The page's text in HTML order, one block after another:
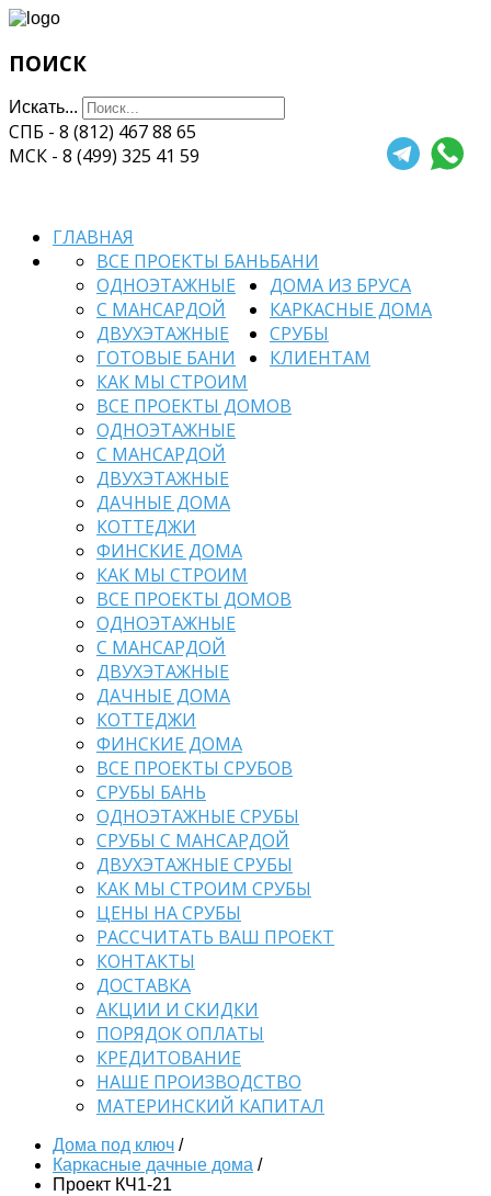
ПОИСК
Искать...
СПБ - 8 (812) 467 88 65
МСК - 8 (499) 325 41 59
ГЛАВНАЯ
БАНИ
ВСЕ ПРОЕКТЫ БАНЬ
ОДНОЭТАЖНЫЕ
С МАНСАРДОЙ
ДВУХЭТАЖНЫЕ
ГОТОВЫЕ БАНИ
КАК МЫ СТРОИМ
ДОМА ИЗ БРУСА
ВСЕ ПРОЕКТЫ ДОМОВ
ОДНОЭТАЖНЫЕ
С МАНСАРДОЙ
ДВУХЭТАЖНЫЕ
ДАЧНЫЕ ДОМА
КОТТЕДЖИ
ФИНСКИЕ ДОМА
КАК МЫ СТРОИМ
КАРКАСНЫЕ ДОМА
ВСЕ ПРОЕКТЫ ДОМОВ
ОДНОЭТАЖНЫЕ
С МАНСАРДОЙ
ДВУХЭТАЖНЫЕ
ДАЧНЫЕ ДОМА
КОТТЕДЖИ
ФИНСКИЕ ДОМА
СРУБЫ
ВСЕ ПРОЕКТЫ СРУБОВ
СРУБЫ БАНЬ
ОДНОЭТАЖНЫЕ СРУБЫ
СРУБЫ С МАНСАРДОЙ
ДВУХЭТАЖНЫЕ СРУБЫ
КАК МЫ СТРОИМ СРУБЫ
ЦЕНЫ НА СРУБЫ
КЛИЕНТАМ
РАССЧИТАТЬ ВАШ ПРОЕКТ
КОНТАКТЫ
ДОСТАВКА
АКЦИИ И СКИДКИ
ПОРЯДОК ОПЛАТЫ
КРЕДИТОВАНИЕ
НАШЕ ПРОИЗВОДСТВО
МАТЕРИНСКИЙ КАПИТАЛ
Дома под ключ /
Каркасные дачные дома /
Проект КЧ1-21